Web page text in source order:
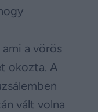
a vörös
okozta. A
vált volna